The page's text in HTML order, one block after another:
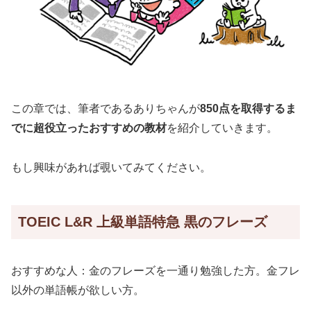
この章では、筆者であるありちゃんが850点を取得するま
でに超役立ったおすすめの教材を紹介していきます。
もし興味があれば覗いてみてください。
TOEIC L&R 上級単語特急 黒のフレーズ
おすすめな人：金のフレーズを一通り勉強した方。金フレ
以外の単語帳が欲しい方。